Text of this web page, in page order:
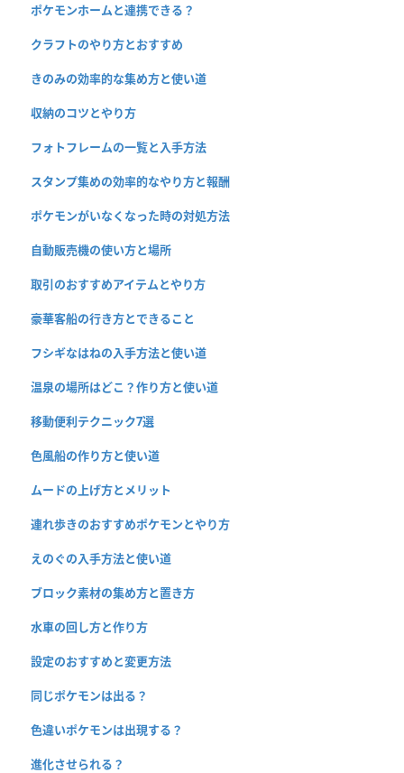
ポケモンホームと連携できる？
クラフトのやり方とおすすめ
きのみの効率的な集め方と使い道
収納のコツとやり方
フォトフレームの一覧と入手方法
スタンプ集めの効率的なやり方と報酬
ポケモンがいなくなった時の対処方法
自動販売機の使い方と場所
取引のおすすめアイテムとやり方
豪華客船の行き方とできること
フシギなはねの入手方法と使い道
温泉の場所はどこ？作り方と使い道
移動便利テクニック7選
色風船の作り方と使い道
ムードの上げ方とメリット
連れ歩きのおすすめポケモンとやり方
えのぐの入手方法と使い道
ブロック素材の集め方と置き方
水車の回し方と作り方
設定のおすすめと変更方法
同じポケモンは出る？
色違いポケモンは出現する？
進化させられる？